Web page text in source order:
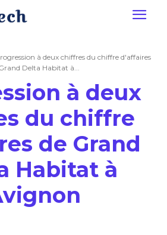
à deux chiffres du chiffre d'affaires
Delta Habitat à...
à deux
du chiffre
de Grand
Habitat à